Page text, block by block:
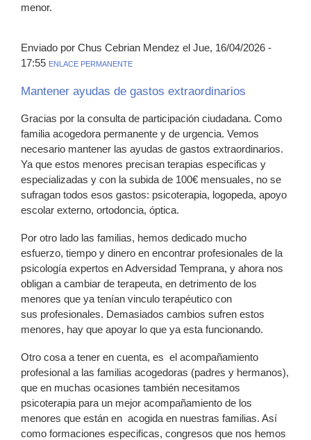
menor.
Enviado por Chus Cebrian Mendez el Jue, 16/04/2026 -
17:55 ENLACE PERMANENTE
Mantener ayudas de gastos extraordinarios
Gracias por la consulta de participación ciudadana. Como
familia acogedora permanente y de urgencia. Vemos
necesario mantener las ayudas de gastos extraordinarios.
Ya que estos menores precisan terapias especificas y
especializadas y con la subida de 100€ mensuales, no se
sufragan todos esos gastos: psicoterapia, logopeda, apoyo
escolar externo, ortodoncia, óptica.
Por otro lado las familias, hemos dedicado mucho
esfuerzo, tiempo y dinero en encontrar profesionales de la
psicología expertos en Adversidad Temprana, y ahora nos
obligan a cambiar de terapeuta, en detrimento de los
menores que ya tenían vinculo terapéutico con
sus profesionales. Demasiados cambios sufren estos
menores, hay que apoyar lo que ya esta funcionando.
Otro cosa a tener en cuenta, es el acompañamiento
profesional a las familias acogedoras (padres y hermanos),
que en muchas ocasiones también necesitamos
psicoterapia para un mejor acompañamiento de los
menores que están en acogida en nuestras familias. Así
como formaciones especificas, congresos que nos hemos